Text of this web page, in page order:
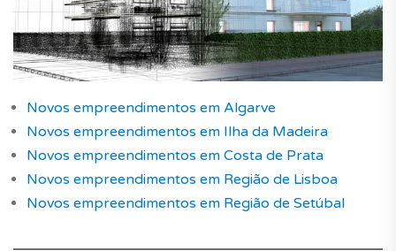
Novos empreendimentos em Algarve
Novos empreendimentos em Ilha da Madeira
Novos empreendimentos em Costa de Prata
Novos empreendimentos em Região de Lisboa
Novos empreendimentos em Região de Setúbal